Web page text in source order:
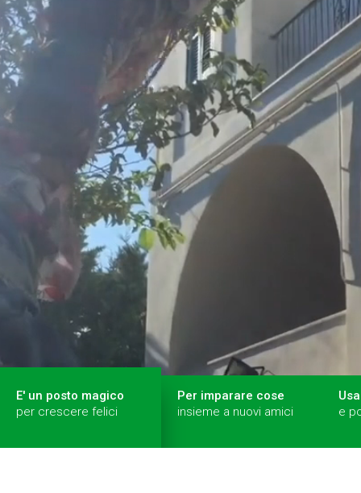
E' un posto magico
per crescere felici
Per imparare cose
insieme a nuovi amici
e